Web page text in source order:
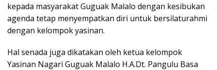
kepada masyarakat Guguak Malalo dengan kesibukan
agenda tetap menyempatkan diri untuk bersilaturahmi
dengan kelompok yasinan.
Hal senada juga dikatakan oleh ketua kelompok
Yasinan Nagari Guguak Malalo H.A.Dt. Pangulu Basa